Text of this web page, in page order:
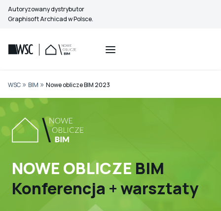
Przejdź
do
Autoryzowany dystrybutor
Graphisoft Archicad w Polsce.
WSC » BIM » Nowe oblicze BIM 2023
NOWE OBLICZE BIM
Konferencja + warsztaty